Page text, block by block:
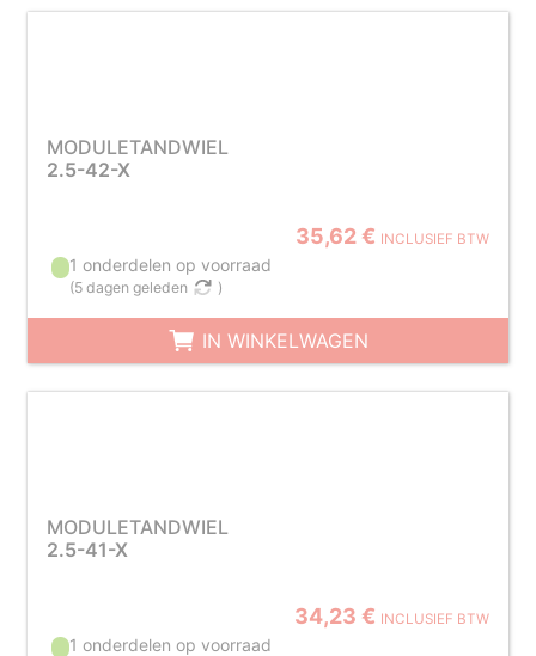
MODULETANDWIEL
2.5-42-X
35,62 € INCLUSIEF BTW
1 onderdelen op voorraad
(5 dagen geleden )
IN WINKELWAGEN
MODULETANDWIEL
2.5-41-X
34,23 € INCLUSIEF BTW
1 onderdelen op voorraad